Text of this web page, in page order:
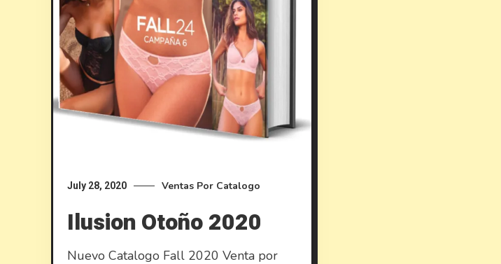
July 28, 2020 Ventas Por Catalogo
Ilusion Otoño 2020
Nuevo Catalogo Fall 2020 Venta por